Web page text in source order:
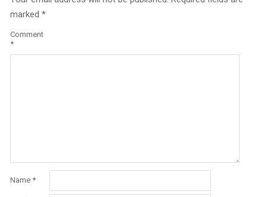
marked *
Comment
*
Name *